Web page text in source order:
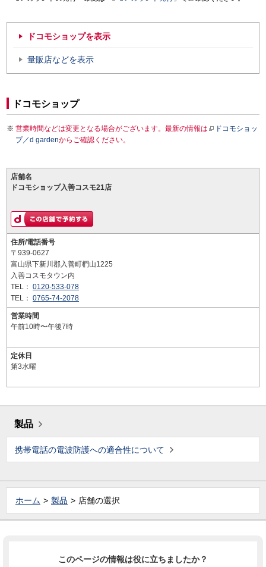
ドコモショップを表示
量販店などを表示
ドコモショップ
営業時間などは変更となる場合がございます。最新の情報は
ドコモショッ
プ／d gardenからご確認ください。
店舗名
ドコモショップ入善コスモ21店
住所/電話番号
〒939-0627
富山県下新川郡入善町椚山1225
入善コスモタウン内
TEL： 0120-533-078
TEL： 0765-74-2078
営業時間
午前10時〜午後7時
定休日
第3水曜
製品
携帯電話の電波防護への適合性について
ホーム 製品 店舗の選択
このページの情報は役に立ちましたか？